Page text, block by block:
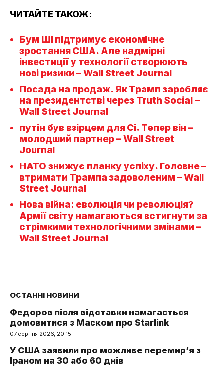
ЧИТАЙТЕ ТАКОЖ:
Бум ШІ підтримує економічне
зростання США. Але надмірні
інвестиції у технології створюють
нові ризики – Wall Street Journal
Посада на продаж. Як Трамп заробляє
на президентстві через Truth Social –
Wall Street Journal
путін був взірцем для Сі. Тепер він –
молодший партнер – Wall Street
Journal
НАТО знижує планку успіху. Головне –
втримати Трампа задоволеним – Wall
Street Journal
Нова війна: еволюція чи революція?
Армії світу намагаються встигнути за
стрімкими технологічними змінами –
Wall Street Journal
ОСТАННІ НОВИНИ
Федоров після відставки намагається
домовитися з Маском про Starlink
07 серпня 2026, 20:15
У США заявили про можливе перемир’я з
Іраном на 30 або 60 днів